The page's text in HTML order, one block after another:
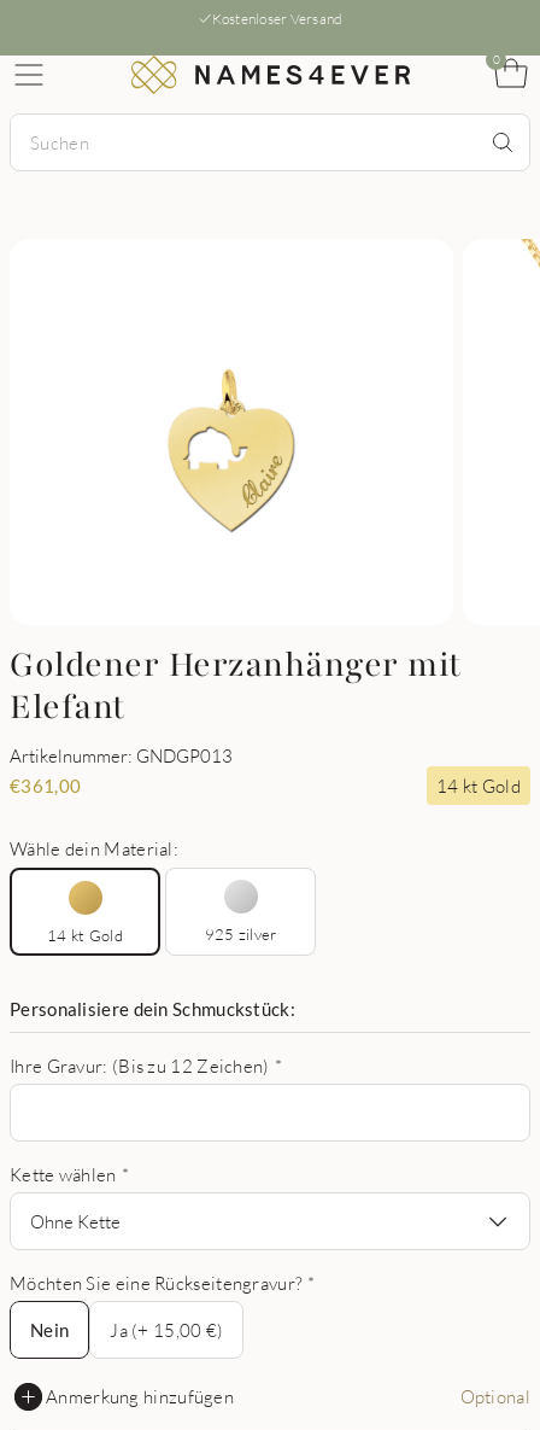
Kostenloser Versand
0
Goldener Herzanhänger mit
Elefant
Artikelnummer: GNDGP013
€361,00 14 kt Gold
Wähle dein Material:
14 kt Gold 925 zilver
Personalisiere dein Schmuckstück:
Ihre Gravur: (Bis zu 12 Zeichen) *
Kette wählen *
Ohne Kette
Möchten Sie eine Rückseitengravur? *
Nein
Nein
Ja (+ 15,00 €)
Anmerkung hinzufügen Optional